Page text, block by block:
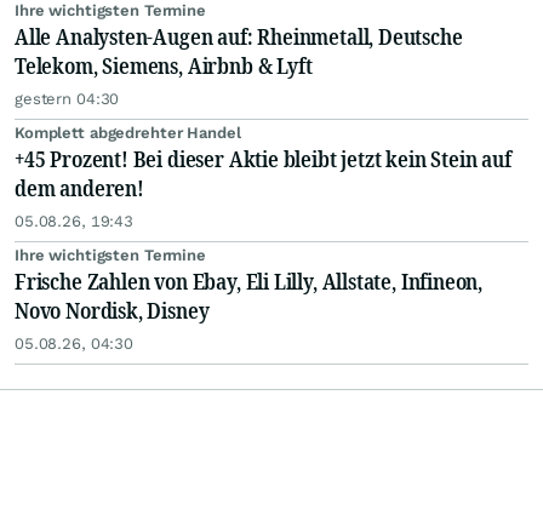
Ihre wichtigsten Termine
Alle Analysten-Augen auf: Rheinmetall, Deutsche
Telekom, Siemens, Airbnb & Lyft
gestern 04:30
Komplett abgedrehter Handel
+45 Prozent! Bei dieser Aktie bleibt jetzt kein Stein auf
dem anderen!
05.08.26, 19:43
Ihre wichtigsten Termine
Frische Zahlen von Ebay, Eli Lilly, Allstate, Infineon,
Novo Nordisk, Disney
05.08.26, 04:30